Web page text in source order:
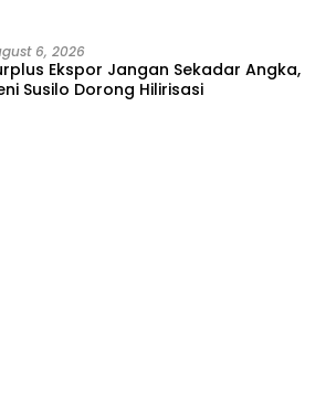
6, 2026
Ekspor Jangan Sekadar Angka,
Susilo Dorong Hilirisasi